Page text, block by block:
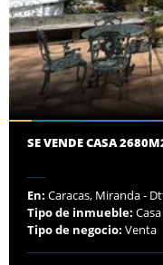
SE VENDE CASA
En: Caracas, Miranda -
Tipo de inmueble: Casa
Tipo de negocio: Venta